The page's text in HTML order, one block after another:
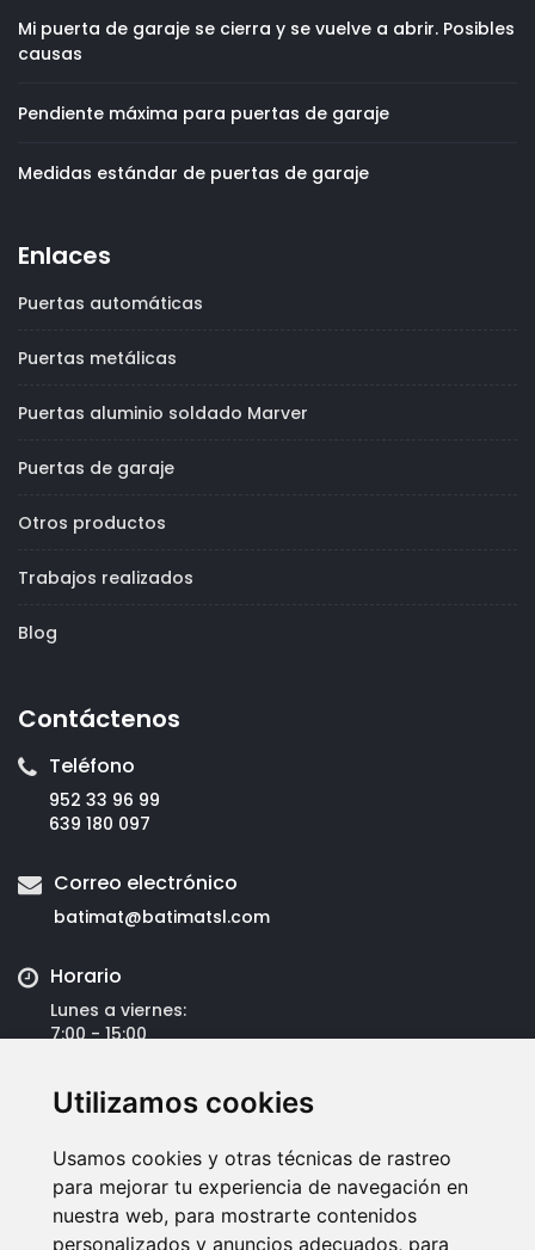
Utilizamos cookies
Usamos cookies y otras técnicas de rastreo
para mejorar tu experiencia de navegación en
nuestra web, para mostrarte contenidos
personalizados y anuncios adecuados, para
Mi puerta de garaje se cierra y se vuelve a abrir. Posibles
causas
Pendiente máxima para puertas de garaje
Medidas estándar de puertas de garaje
Enlaces
Puertas automáticas
Puertas metálicas
Puertas aluminio soldado Marver
Puertas de garaje
Otros productos
Trabajos realizados
Blog
Contáctenos
Teléfono
952 33 96 99
639 180 097
Correo electrónico
batimat@batimatsl.com
Horario
Lunes a viernes:
7:00 - 15:00
Dirección
Avda José Ortega y Gasset, 309
Polígono San Luis
29006 Málaga